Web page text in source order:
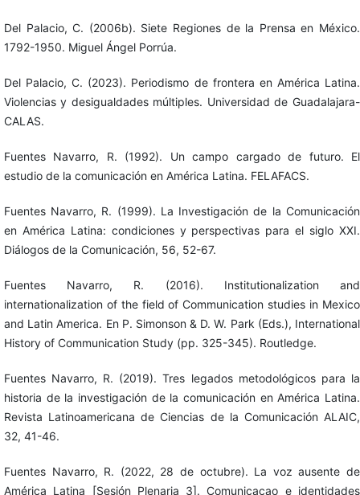
Del Palacio, C. (2006b). Siete Regiones de la Prensa en México.
1792-1950. Miguel Ángel Porrúa.
Del Palacio, C. (2023). Periodismo de frontera en América Latina.
Violencias y desigualdades múltiples. Universidad de Guadalajara-
CALAS.
Fuentes Navarro, R. (1992). Un campo cargado de futuro. El
estudio de la comunicación en América Latina. FELAFACS.
Fuentes Navarro, R. (1999). La Investigación de la Comunicación
en América Latina: condiciones y perspectivas para el siglo XXI.
Diálogos de la Comunicación, 56, 52-67.
Fuentes Navarro, R. (2016). Institutionalization and
internationalization of the field of Communication studies in Mexico
and Latin America. En P. Simonson & D. W. Park (Eds.), International
History of Communication Study (pp. 325-345). Routledge.
Fuentes Navarro, R. (2019). Tres legados metodológicos para la
historia de la investigación de la comunicación en América Latina.
Revista Latinoamericana de Ciencias de la Comunicación ALAIC,
32, 41-46.
Fuentes Navarro, R. (2022, 28 de octubre). La voz ausente de
América Latina [Sesión Plenaria 3]. Comunicaçao e identidades